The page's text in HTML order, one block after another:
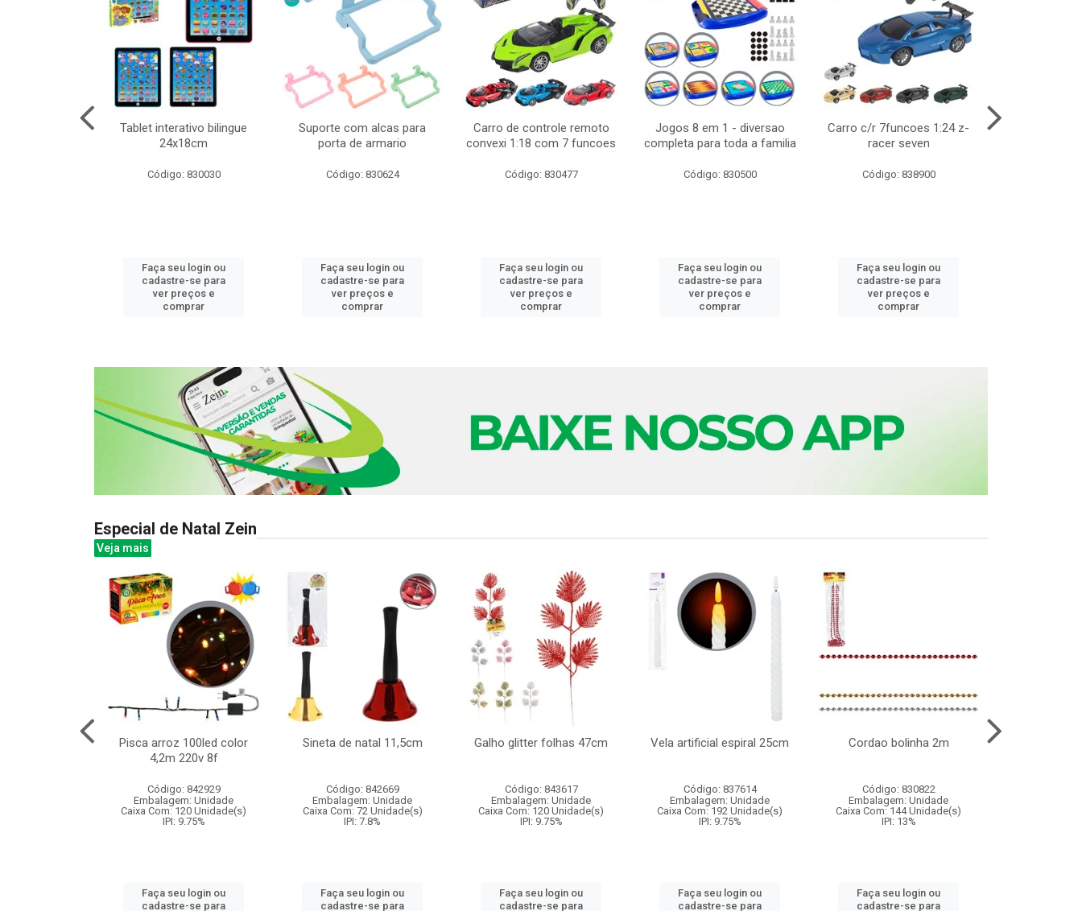
Tablet interativo bilingue
24x18cm
Código: 830030
Faça seu login ou
cadastre-se para
ver preços e
comprar
Suporte com alcas para
porta de armario
Código: 830624
Faça seu login ou
cadastre-se para
ver preços e
comprar
Carro de controle remoto
convexi 1:18 com 7 funcoes
Código: 830477
Faça seu login ou
cadastre-se para
ver preços e
comprar
Jogos 8 em 1 - diversao
completa para toda a familia
Código: 830500
Faça seu login ou
cadastre-se para
ver preços e
comprar
Carro c/r 7funcoes 1:24 z-
racer seven
Código: 838900
Faça seu login ou
cadastre-se para
ver preços e
comprar
Especial de Natal Zein
Veja mais
Pisca arroz 100led color
4,2m 220v 8f
Código: 842929
Embalagem: Unidade
Caixa Com: 120 Unidade(s)
IPI: 9.75%
Faça seu login ou
cadastre-se para
Sineta de natal 11,5cm
Código: 842669
Embalagem: Unidade
Caixa Com: 72 Unidade(s)
IPI: 7.8%
Faça seu login ou
cadastre-se para
Galho glitter folhas 47cm
Código: 843617
Embalagem: Unidade
Caixa Com: 120 Unidade(s)
IPI: 9.75%
Faça seu login ou
cadastre-se para
Vela artificial espiral 25cm
Código: 837614
Embalagem: Unidade
Caixa Com: 192 Unidade(s)
IPI: 9.75%
Faça seu login ou
cadastre-se para
Cordao bolinha 2m
Código: 830822
Embalagem: Unidade
Caixa Com: 144 Unidade(s)
IPI: 13%
Faça seu login ou
cadastre-se para